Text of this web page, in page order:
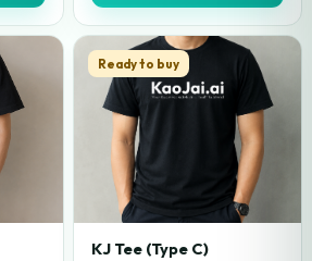
Ready to buy
KJ Tee (Type C)